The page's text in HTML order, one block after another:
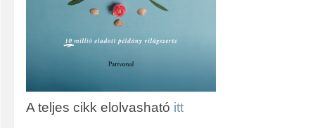
A teljes cikk elolvasható itt